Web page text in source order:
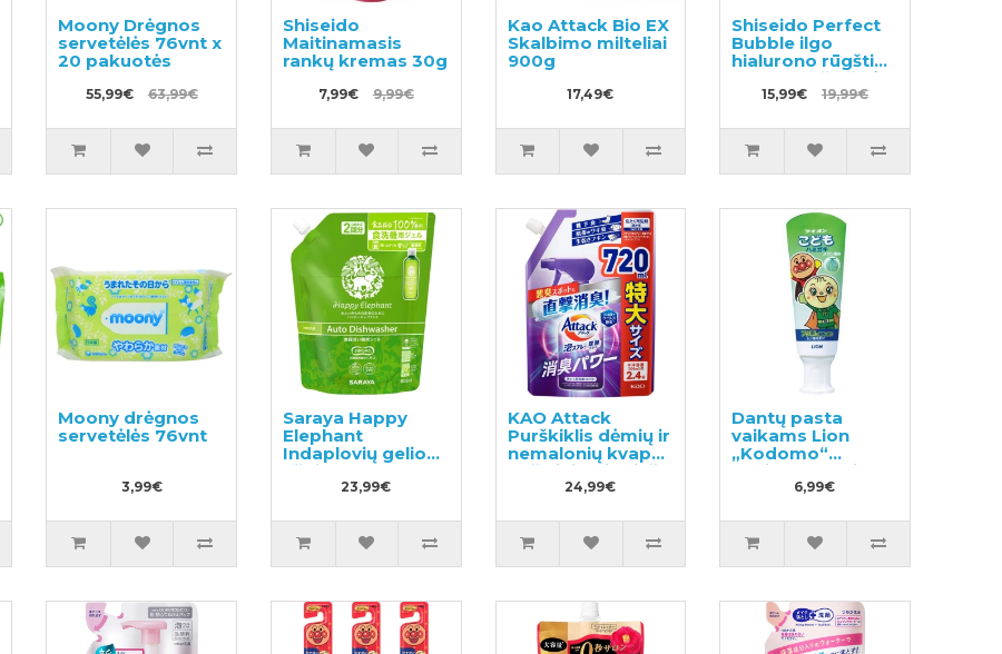
Moony Drėgnos
servetėlės 76vnt x
20 pakuotės
55,99€ 63,99€
Shiseido
Maitinamasis
rankų kremas 30g
7,99€ 9,99€
Kao Attack Bio EX
Skalbimo milteliai
900g
17,49€
Shiseido Perfect
Bubble ilgo
hialurono rūgšties
efekto dušo želė
500ml
15,99€ 19,99€
Moony drėgnos
servetėlės ​76vnt
3,99€
Saraya Happy
Elephant
Indaplovių gelio
užpildas 800ml
23,99€
KAO Attack
Purškiklis dėmių ir
nemalonių kvapų
pašalinimui prieš
skalbimą užpildas
24,99€
Dantų pasta
vaikams Lion
„Kodomo“
melionų skonio
6,99€